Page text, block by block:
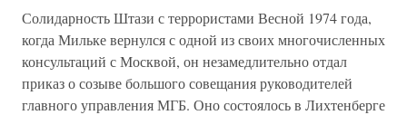
Солидарность Штази с террористами Весной 1974 года,
когда Мильке вернулся с одной из своих многочисленных
консультаций с Москвой, он незамедлительно отдал
приказ о созыве большого совещания руководителей
главного управления МГБ. Оно состоялось в Лихтенберге